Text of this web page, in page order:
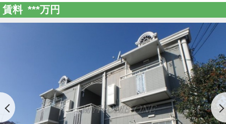
賃料 ***万円